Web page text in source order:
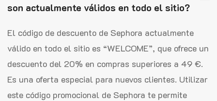
son actualmente válidos en todo el sitio?
El código de descuento de Sephora actualmente
válido en todo el sitio es “WELCOME”, que ofrece un
descuento del 20% en compras superiores a 49 €.
Es una oferta especial para nuevos clientes. Utilizar
este código promocional de Sephora te permite